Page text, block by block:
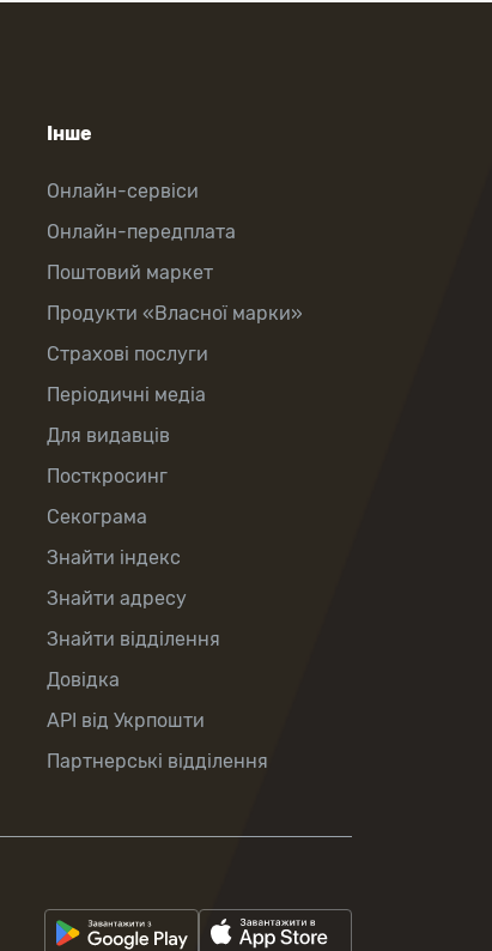
Інше
Онлайн-сервіси
Онлайн-передплата
Поштовий маркет
Продукти «Власної марки»
Страхові послуги
Періодичні медіа
Для видавців
Посткросинг
Секограма
Знайти індекс
Знайти адресу
Знайти відділення
Довідка
API від Укрпошти
Партнерські відділення